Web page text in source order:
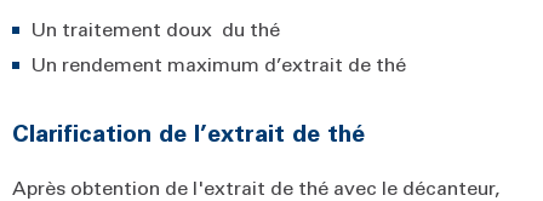
Un traitement doux du thé
Un rendement maximum d’extrait de thé
Clarification de l’extrait de thé
Après obtention de l'extrait de thé avec le décanteur,